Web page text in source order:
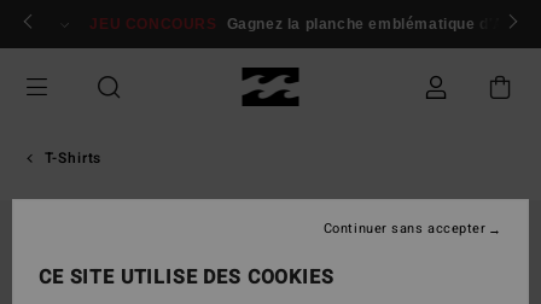
Passer
Se connecter / s'inscrire
JEU CONCOURS Gagnez la planche emblématique d'Andy
T-Shirts
CE SITE UTILISE DES COOKIES
Continuer sans accepter